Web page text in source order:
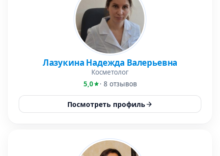
Лазукина Надежда Валерьевна
Косметолог
5,0
· 8 отзывов
Посмотреть профиль